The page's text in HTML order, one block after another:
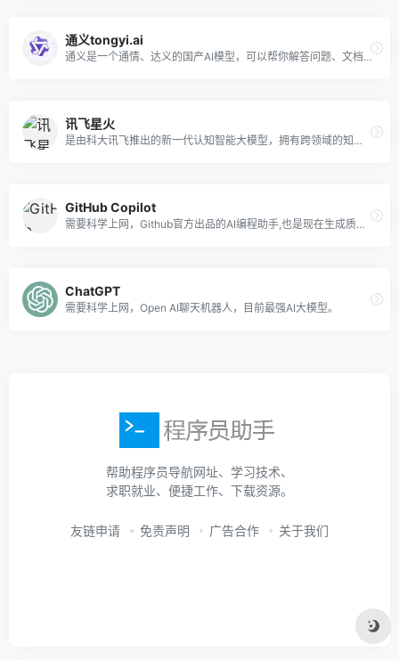
通义tongyi.ai
通义是一个通情、达义的国产AI模型，可以帮你解答问题、文档阅读、联网搜索并写作总结，最多支持1000万字的文档速读。通义tongyi.ai_你的全能AI助手
讯飞星火
是由科大讯飞推出的新一代认知智能大模型，拥有跨领域的知识和语言理解能力，能够基于自然对话方式理解与执行任务，提供语言理解、知识问答、逻辑推理、数学题解答、代码理解与编写等多种能力。
GitHub Copilot
需要科学上网，Github官方出品的AI编程助手,也是现在生成质量和理解程度最高的助手，每年100美金。
ChatGPT
需要科学上网，Open AI聊天机器人，目前最强AI大模型。
帮助程序员导航网址、学习技术、
求职就业、便捷工作、下载资源。
友链申请 免责声明 广告合作 关于我们